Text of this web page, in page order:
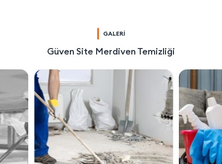
GALERİ
Güven Site Merdiven Temizliği